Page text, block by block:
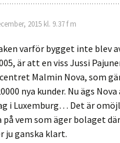
2015 kl. 9.37 f m
varför bygget inte blev
är att en viss Jussi
Malmin Nova, som
nya kunder. Nu ägs
i Luxemburg… Det är
på vem som äger bolaget
ju ganska klart.